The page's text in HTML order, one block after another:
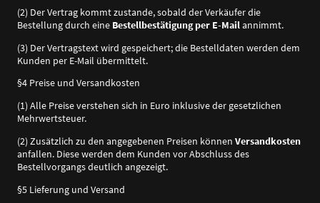
(2) Der Vertrag kommt zustande, sobald der Verkäufer die
Bestellung durch eine Bestellbestätigung per E-Mailannimmt.
(3) Der Vertragstext wird gespeichert; die Bestelldaten werden dem
Kunden per E-Mail übermittelt.
§4 Preise und Versandkosten
(1) Alle Preise verstehen sich in Euro inklusive der gesetzlichen
Mehrwertsteuer.
(2) Zusätzlich zu den angegebenen Preisen können Versandkosten
anfallen. Diese werden dem Kunden vor Abschluss des
Bestellvorgangs deutlich angezeigt.
§5 Lieferung und Versand